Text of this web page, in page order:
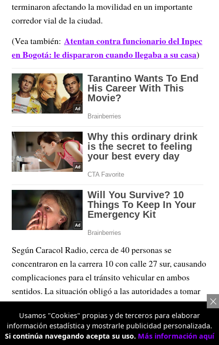
terminaron afectando la movilidad en un importante
corredor vial de la ciudad.
(Vea también: Atentan contra funcionario del Inpec
en Bogotá: le dispararon cuando llegaba a su casa)
Según Caracol Radio, cerca de 40 personas se
concentraron en la carrera 10 con calle 27 sur, causando
complicaciones para el tránsito vehicular en ambos
sentidos. La situación obligó a las autoridades a tomar
medidas preventivas en la zona para evitar mayores
afectaciones.
Usamos "Cookies" propias y de terceros para elaborar
información estadística y mostrarle publicidad personalizada.
Si continúa navegando acepta su uso. Más información aquí